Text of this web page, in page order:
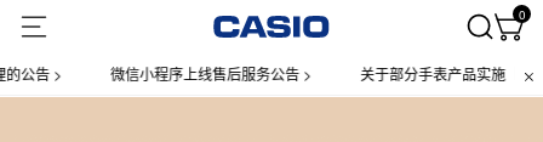
0
> 微信小程序上线售后服务公告 > 关于部分手表产品实施【一物一